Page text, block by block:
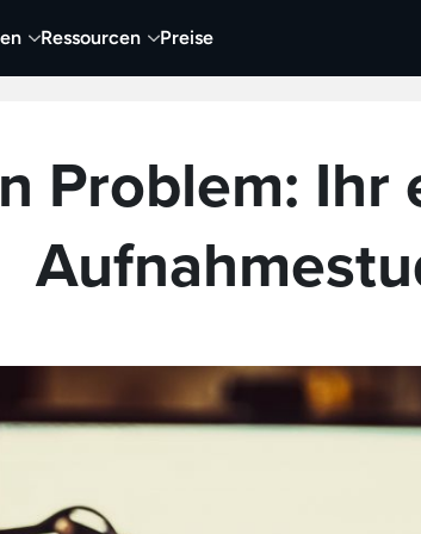
Ressourcen Preise
Video Visueller Content
Problem: Ihr